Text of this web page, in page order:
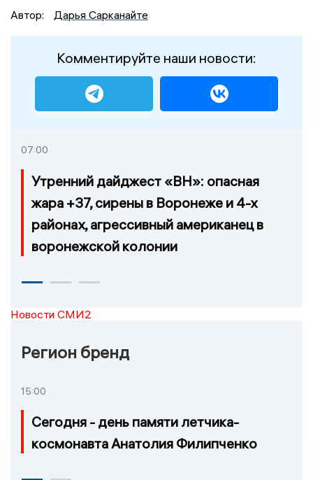
Автор:
Дарья Сарканайте
Комментируйте наши новости:
07:00
Утренний дайджест «ВН»: опасная
жара +37, сирены в Воронеже и 4-х
районах, агрессивный американец в
воронежской колонии
Новости СМИ2
Регион бренд
15:00
Сегодня - день памяти летчика-
космонавта Анатолия Филипченко